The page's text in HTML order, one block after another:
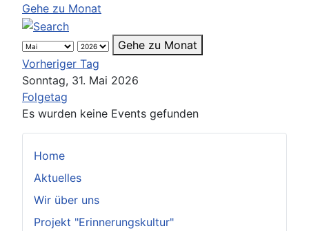
Home
Aktuelles
Wir über uns
Projekt "Erinnerungskultur"
Gehe zu Monat
Gehe zu Monat
Vorheriger Tag
Sonntag, 31. Mai 2026
Folgetag
Es wurden keine Events gefunden